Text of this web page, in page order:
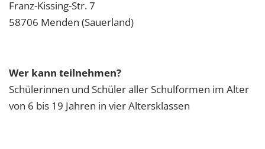
Franz-Kissing-Str. 7
58706 Menden (Sauerland)
Wer kann teilnehmen?
Schülerinnen und Schüler aller Schulformen im Alter
von 6 bis 19 Jahren in vier Altersklassen